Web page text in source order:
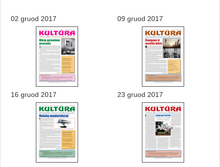
02 gruod 2017 09 gruod 2017
16 gruod 2017 23 gruod 2017